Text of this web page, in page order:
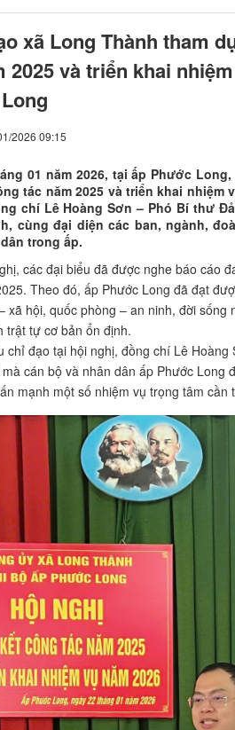
xã Long Thành tham
2025 và triển khai
2026 09:15
01 năm 2026, tại ấp Phước
tác năm 2025 và triển khai nhiệm
chí Lê Hoàng Sơn – Phó Bí thư
cùng đại diện các ban, ngành,
trong ấp.
các đại biểu đã được nghe báo cáo
Theo đó, ấp Phước Long đã đạt
xã hội, quốc phòng – an ninh, đời
trật tự cơ bản ổn định.
đạo tại hội nghị, đồng chí Lê Hoàng
cán bộ và nhân dân ấp Phước Long
mạnh một số nhiệm vụ trọng tâm